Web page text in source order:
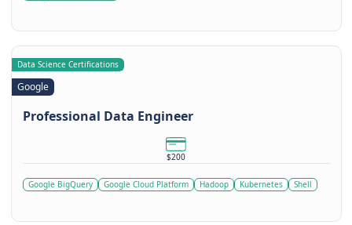
Data Science Certifications
Google
Professional Data Engineer
$200
Google BigQuery Google Cloud Platform Hadoop Kubernetes Shell